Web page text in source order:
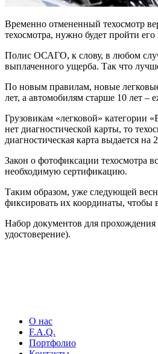
Временно отмененный техосмотр
техосмотра, нужно будет пройти
Полис ОСАГО, к слову, в любом
выплаченного ущерба. Так что
По новым правилам, новые
лет, а автомобилям старше 10 лет –
Грузовикам «легковой» категории
нет диагностической карты, то
диагностическая карта выдается
Закон о фотофиксации техосмотра
необходимую сертификацию.
Таким образом, уже следующей
фиксировать их координаты, чтобы
Набор документов для
удостоверение).
О нас
F.A.Q.
Портфолио